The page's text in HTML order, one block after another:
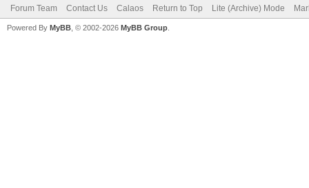
Forum Team Contact Us Calaos Return to Top Lite (Archive) Mode
Powered By MyBB , © 2002-2026 MyBB Group